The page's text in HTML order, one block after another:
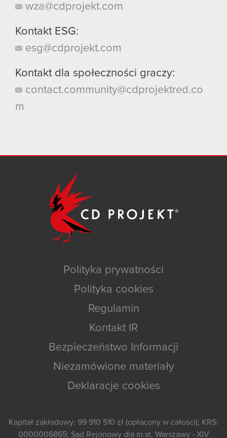
wza@cdprojekt.com
Kontakt ESG:
esg@cdprojekt.com
Kontakt dla społeczności graczy:
contact.community@cdprojektred.co
m
Polityka prywatności
Polityka cookies
Regulamin
Kontakt IR
Bezpieczeństwo Informacji
Niezamówione materiały
Deklaracje cookies
Kapitał zakładowy: 99 910 510 zł (opłacony w całości); KRS:
0000006865; Sąd Rejonowy dla m.st. Warszawy - XIV